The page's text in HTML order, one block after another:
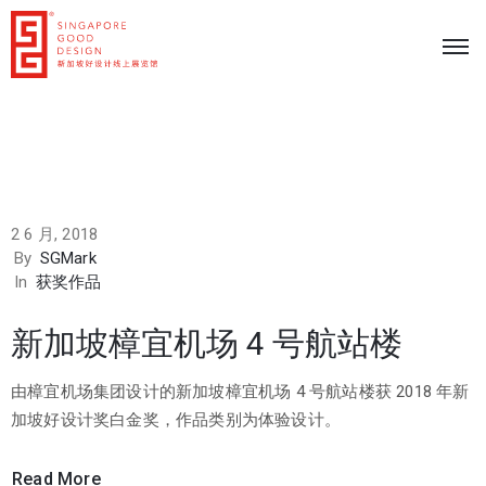
2 6 月, 2018
By SGMark
In 获奖作品
新加坡樟宜机场 4 号航站楼
由樟宜机场集团设计的新加坡樟宜机场 4 号航站楼获 2018 年新
加坡好设计奖白金奖，作品类别为体验设计。
Read More